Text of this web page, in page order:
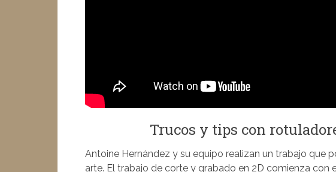
Trucos y tips con
Antoine Hernández y su equipo realizan un trabajo que
arte. El trabajo de corte y grabado en 2D comienza con